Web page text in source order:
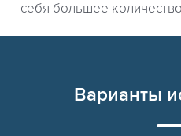
себя большее
Варианты